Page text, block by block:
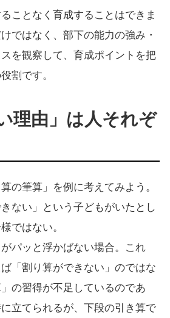
ことなく育成することはできま
ではなく、部下の能力の強み・
を観察して、育成ポイントを把
割です。
理由」は人それぞ
の筆算」を例に考えてみよう。
きない」という子どもがいたとし
ではない。
パッと浮かばない場合。これ
「割り算ができない」のではな
の習得が不足しているのであ
立てられるが、下段の引き算で